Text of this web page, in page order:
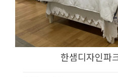
한샘디자인파